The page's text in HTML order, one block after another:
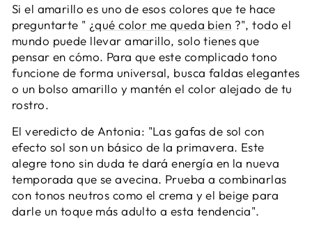
Si el amarillo es uno de esos colores que te hace
preguntarte " ¿qué color me queda bien ?", todo el
mundo puede llevar amarillo, solo tienes que
pensar en cómo. Para que este complicado tono
funcione de forma universal, busca faldas elegantes
o un bolso amarillo y mantén el color alejado de tu
rostro.
El veredicto de Antonia: "Las gafas de sol con
efecto sol son un básico de la primavera. Este
alegre tono sin duda te dará energía en la nueva
temporada que se avecina. Prueba a combinarlas
con tonos neutros como el crema y el beige para
darle un toque más adulto a esta tendencia".